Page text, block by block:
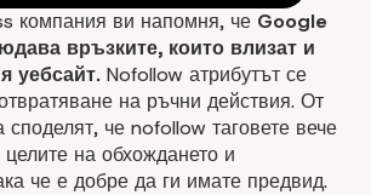
компания ви напомня, че Google
връзките, които влизат и
уебсайт. Nofollow атрибутът се
на ръчни действия. От
че nofollow таговете вече
целите на обхождането и
че е добре да ги имате предвид.